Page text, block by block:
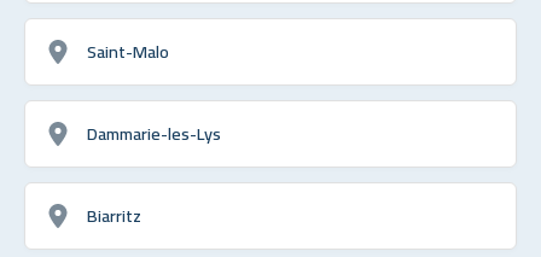
Saint-Malo
Dammarie-les-Lys
Biarritz